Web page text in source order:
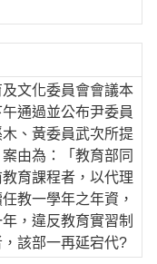
文化委員會會議本
午通過並公布尹委員
、黃委員武次所提
由為：「教育部同
育課程者，以代理
教一學年之年資，
，違反教育實習制
該部一再延宕代?